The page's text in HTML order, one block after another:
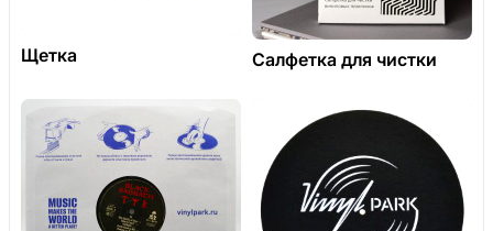
Щетка Салфетка для чистки